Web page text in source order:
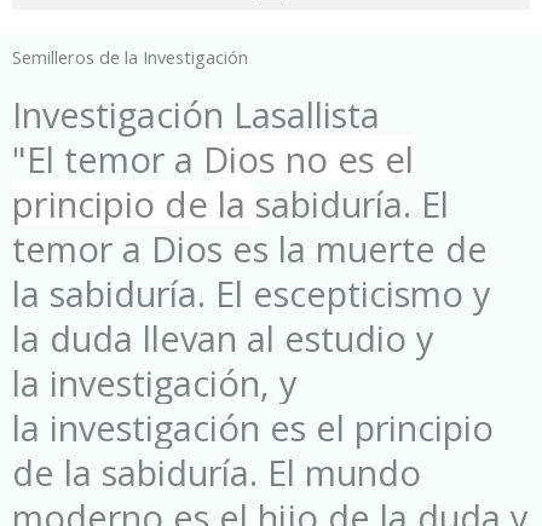
Semilleros de la Investigación
Investigación Lasallista
"El temor a Dios no es el
principio de la sabiduría. El
temor a Dios es la muerte de
la sabiduría. El escepticismo y
la duda llevan al estudio y
la investigación, y
la investigación es el principio
de la sabiduría. El mundo